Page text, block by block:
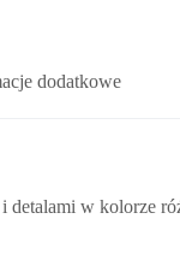
dodatkowe
w kolorze